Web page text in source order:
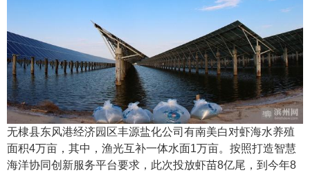
无棣县东风港经济园区丰源盐化公司有南美白对虾海水养殖
面积4万亩，其中，渔光互补一体水面1万亩。按照打造智慧
海洋协同创新服务平台要求，此次投放虾苗8亿尾，到今年8